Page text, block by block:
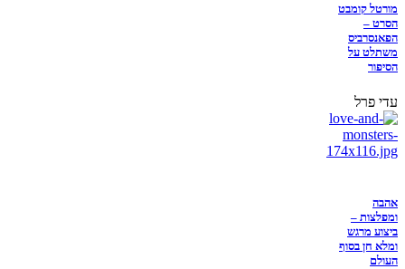
מורטל קומבט
הסרט –
הפאנסרביס
משתלט על
הסיפור
עדי פרל
אהבה
ומפלצות –
ביצוע מרגש
ומלא חן בסוף
העולם